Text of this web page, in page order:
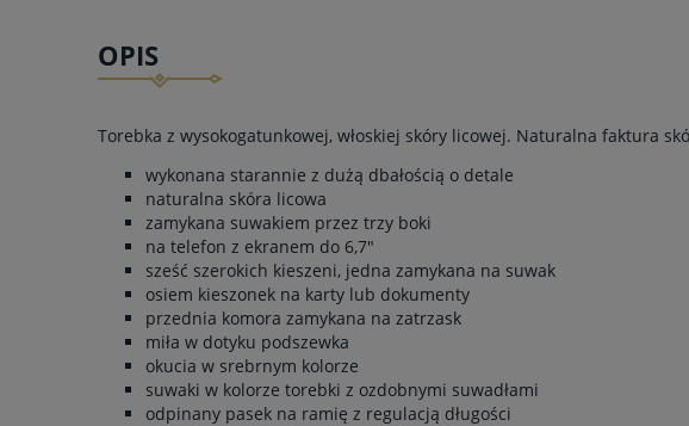
OPIS
Torebka z wysokogatunkowej, włoskiej skóry licowej. Naturalna faktura
wykonana starannie z dużą dbałością o detale
naturalna skóra licowa
zamykana suwakiem przez trzy boki
na telefon z ekranem do 6,7"
sześć szerokich kieszeni, jedna zamykana na suwak
osiem kieszonek na karty lub dokumenty
przednia komora zamykana na zatrzask
miła w dotyku podszewka
okucia w srebrnym kolorze
suwaki w kolorze torebki z ozdobnymi suwadłami
odpinany pasek na ramię z regulacją długości